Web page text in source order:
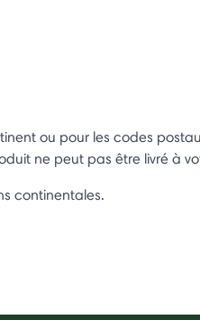
ou pour les codes
ne peut pas être livré à
continentales.